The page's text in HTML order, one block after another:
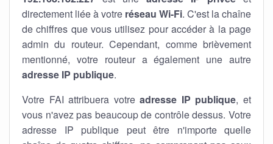
directement liée à votre réseau Wi-Fi. C'est la chaîne
de chiffres que vous utilisez pour accéder à la page
admin du routeur. Cependant, comme brièvement
mentionné, votre routeur a également une autre
adresse IP publique.
Votre FAI attribuera votreadresse IP publique, et
vous n'avez pas beaucoup de contrôle dessus. Votre
adresse IP publique peut être n'importe quelle